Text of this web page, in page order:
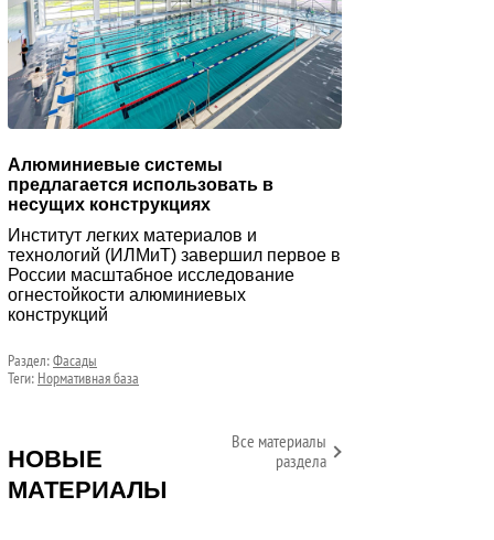
Алюминиевые системы
предлагается использовать в
несущих конструкциях
Институт легких материалов и
технологий (ИЛМиТ) завершил первое в
России масштабное исследование
огнестойкости алюминиевых
конструкций
Раздел:Фасады
Теги: Нормативная база
НОВЫЕ
МАТЕРИАЛЫ
Все материалы
раздела